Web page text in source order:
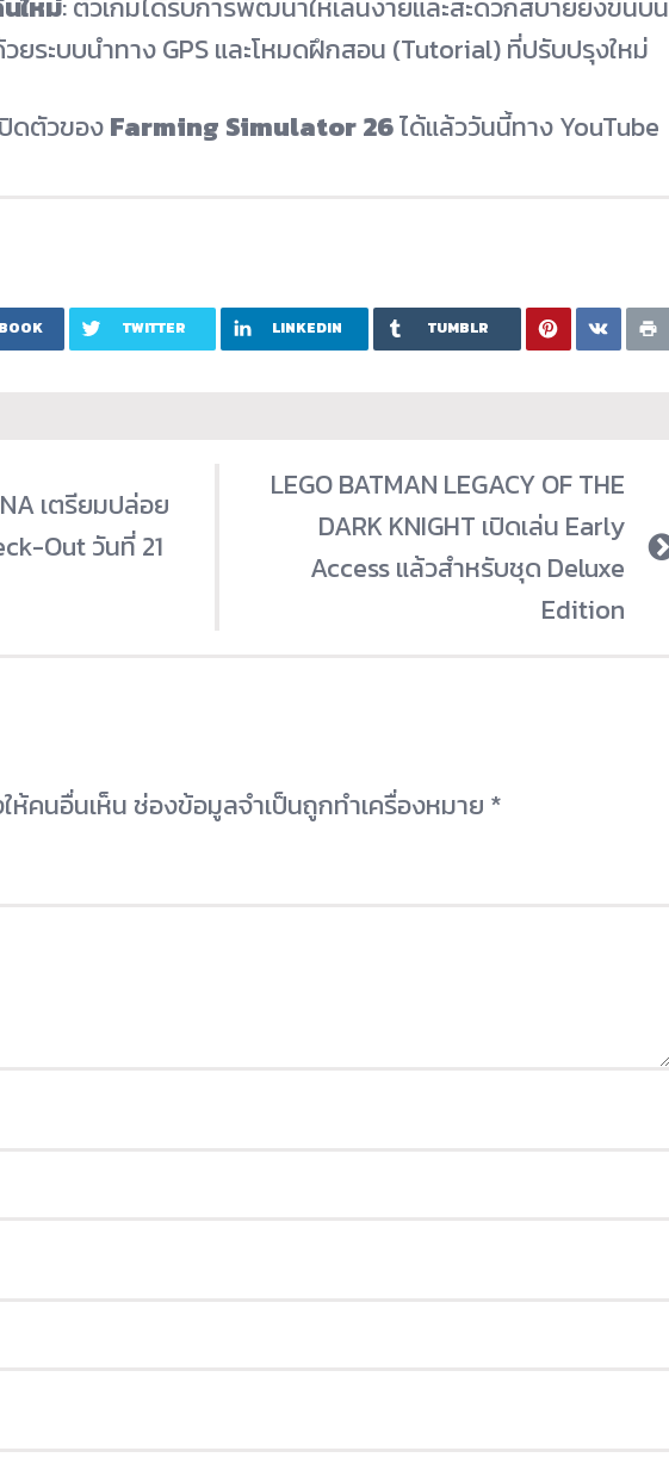
ยระบบนำทาง GPS และโหมดฝึกสอน (Tutorial) ที่ปรับปรุงใหม่
ดตัวของFarming Simulator 26ได้แล้ววันนี้ทาง YouTube
TWITTER LINKEDIN TUMBLR
เตรียมปล่อย
Out วันที่ 21
LEGO BATMAN LEGACY OF THE
DARK KNIGHT เปิดเล่น Early
Access แล้วสำหรับชุด Deluxe
Edition
ห้คนอื่นเห็นช่องข้อมูลจำเป็นถูกทำเครื่องหมาย *